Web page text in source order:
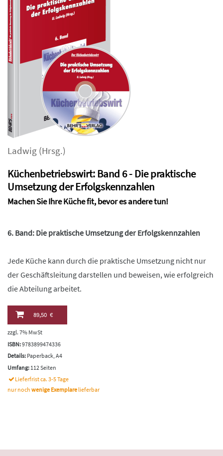
Ladwig (Hrsg.)
Küchenbetriebswirt: Band 6 - Die praktische
Umsetzung der Erfolgskennzahlen
Machen Sie Ihre Küche fit, bevor es andere tun!
6. Band: Die praktische Umsetzung der Erfolgskennzahlen
Jede Küche kann durch die praktische Umsetzung nicht nur
der Geschäftsleitung darstellen und beweisen, wie erfolgreich
die Abteilung arbeitet.
89,50 €
zzgl. 7% MwSt
ISBN:9783899474336
Details: Paperback, A4
Umfang: 112 Seiten
Lieferfrist ca. 3-5 Tage
nur noch wenige Exemplare lieferbar